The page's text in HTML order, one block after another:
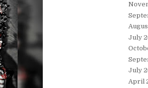
July
July
April